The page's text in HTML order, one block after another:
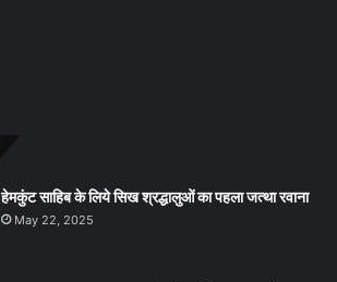
हेमकुंट साहिब के लिये सिख श्रद्धालुओं का पहला जत्था रवाना
May 22, 2025